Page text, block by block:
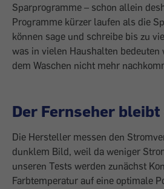
Sparprogramme – schon allein
Programme kürzer laufen als die
können sage und schreibe bis zu
was in vielen Haushalten
dem Waschen nicht mehr
Der Fernseher
Die Hersteller messen den
dunklem Bild, weil da weniger
unseren Tests werden zunächst
Farbtemperatur auf eine optimale